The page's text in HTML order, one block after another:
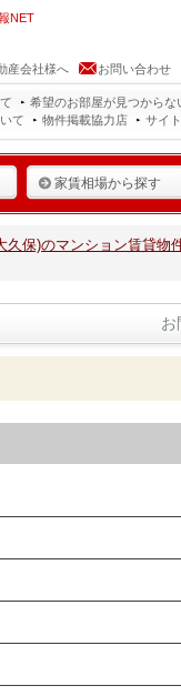
NET
産会社様へ お問い合わせ
希望のお部屋が見つからな
て
物件掲載協力店 サイ
家賃相場から探す
保)のマンション賃貸物
お